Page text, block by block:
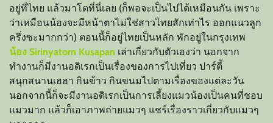
อยู่ที่ไทย แล้วมาโตที่นี่เลย (ก็พอจะเป็นไปได้เหมือนกัน เพราะ
ว่าเหมือนน้องจะมีหน้าตาไม่ใช่สาวไทยสักเท่าไร ออกแนวลูก
ครึ่งซะมากกว่า) ตอนนี้ก็อยู่ไทยเป็นหลัก พักอยู่ในกรุงเทพ
น้อง Sirinyatorn Kusapan เล่าเกี่ยวกับตัวเองว่า นอกจาก
ทำงานก็มีงานอดิเรกเป็นเรื่องของการไปเที่ยว ปาร์ตี้
สนุกสนานเฮฮา กินข้าว กินขนมไปตามเรื่องของแต่ละวัน
นอกจากนี้ก็จะมีงานอดิเรกเป็นการเลี้ยงแมวน้องเป็นคนที่ชอบ
แมวมาก แล้วก็เอาภาพถ่ายแมวๆ แชร์เรื่องราวเกี่ยวกับแมวๆ